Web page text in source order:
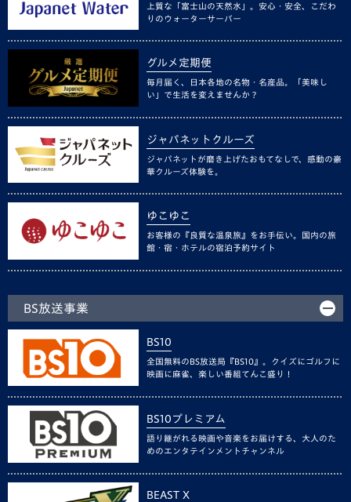
上質な「富士山の天然水」。安心・安全、こだわ
りのウォーターサーバー
グルメ定期便
毎月届く、日本各地の名物・名産品。「美味し
い」で生活を変えませんか？
ジャパネットクルーズ
ジャパネットが磨き上げたおもてなしで、感動の豪
華クルーズ体験を。
ゆこゆこ
お客様の『良質な温泉旅』をお手伝い。国内の旅
館・宿・ホテルの宿泊予約サイト
BS放送事業
BS10
全国無料のBS放送局『BS10』。クイズにゴルフに
映画に麻雀、楽しい番組てんこ盛り！
BS10プレミアム
語り継がれる映画や音楽をお届けする、大人のた
めのエンタテインメントチャンネル
BEAST X